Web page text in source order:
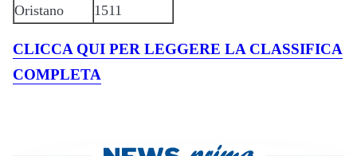
Oristano
1511
CLICCA QUI PER LEGGERE LA CLASSIFICA
COMPLETA